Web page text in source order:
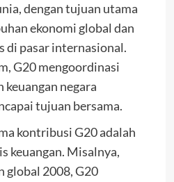
dengan tujuan utama
ekonomi global dan
di pasar internasional.
G20 mengoordinasi
keuangan negara
tujuan bersama.
kontribusi G20 adalah
keuangan. Misalnya,
global 2008, G20